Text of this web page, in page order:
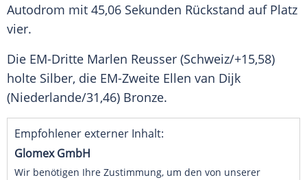
Autodrom mit 45,06 Sekunden Rückstand auf Platz
vier.
Die EM-Dritte Marlen Reusser (Schweiz/+15,58)
holte Silber, die EM-Zweite Ellen van Dijk
(Niederlande/31,46) Bronze.
Empfohlener externer Inhalt:
Glomex GmbH
Wir benötigen Ihre Zustimmung, um den von unserer